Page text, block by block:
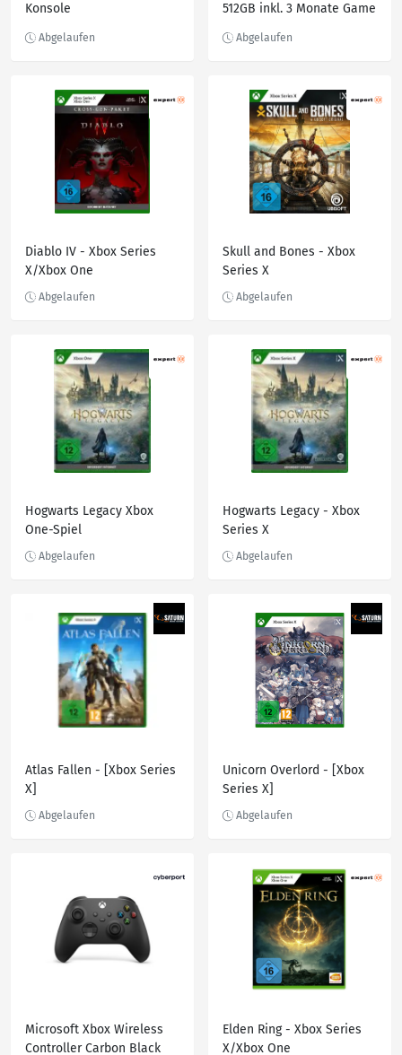
Konsole
512GB inkl. 3 Monate Game
Diablo IV - Xbox Series
X/Xbox One
Skull and Bones - Xbox
Series X
Hogwarts Legacy Xbox
One-Spiel
Hogwarts Legacy - Xbox
Series X
Atlas Fallen - [Xbox Series
X]
Unicorn Overlord - [Xbox
Series X]
Microsoft Xbox Wireless
Controller Carbon Black
Elden Ring - Xbox Series
X/Xbox One